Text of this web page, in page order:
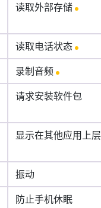
读取外部存储
读取电话状态
录制音频
请求安装软件包
显示在其他应用上层
振动
防止手机休眠